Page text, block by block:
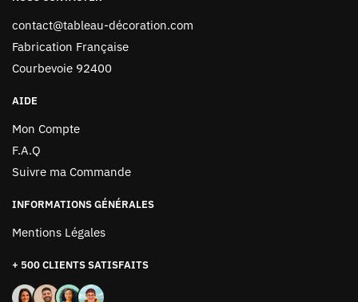
contact@tableau-décoration.com
Fabrication Française
Courbevoie 92400
AIDE
Mon Compte
F.A.Q
Suivre ma Commande
INFORMATIONS GÉNÉRALES
Mentions Légales
+ 500 CLIENTS SATISFAITS